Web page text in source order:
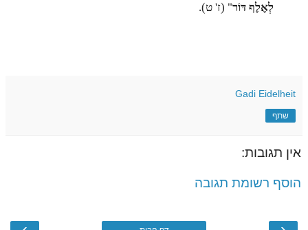
לְאֶלֶף דּוֹר" (ז' ט).
Gadi Eidelheit
שתף
אין תגובות:
הוסף רשומת תגובה